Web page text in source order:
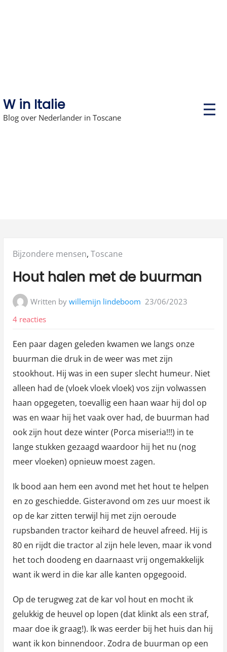
W in Italie
Blog over Nederlander in Toscane
P
r
Posted
Bijzondere mensen, Toscane
Hout halen met de buurman
Written bywillemijn lindeboom 23/06/2023
4 reactiesop
halen
met
de
buurman
Een paar dagen geleden kwamen we langs onze
buurman die druk in de weer was met zijn
stookhout. Hij was in een super slecht humeur. Niet
alleen had de (vloek vloek vloek) vos zijn volwassen
haan opgegeten, toevallig een haan waar hij dol op
was en waar hij het vaak over had, de buurman had
ook zijn hout deze winter (Porca miseria!!!) in te
lange stukken gezaagd waardoor hij het nu (nog
meer vloeken) opnieuw moest zagen.
Ik bood aan hem een avond met het hout te helpen
en zo geschiedde. Gisteravond om zes uur moest ik
op de kar zitten terwijl hij met zijn oeroude
rupsbanden tractor keihard de heuvel afreed. Hij is
80 en rijdt die tractor al zijn hele leven, maar ik vond
het toch doodeng en daarnaast vrij ongemakkelijk
want ik werd in die kar alle kanten opgegooid.
Op de terugweg zat de kar vol hout en mocht ik
gelukkig de heuvel op lopen (dat klinkt als een straf,
maar doe ik graag!). Ik was eerder bij het huis dan hij
want ik kon binnendoor. Zodra de buurman op een